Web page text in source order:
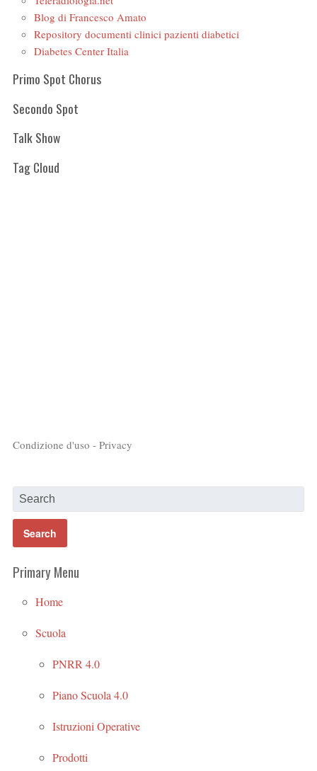
Blog di Francesco Amato
Repository documenti clinici pazienti diabetici
Diabetes Center Italia
Primo Spot Chorus
Secondo Spot
Talk Show
Tag Cloud
Condizione d'uso - Privacy
Primary Menu
Home
Scuola
PNRR 4.0
Piano Scuola 4.0
Istruzioni Operative
Prodotti